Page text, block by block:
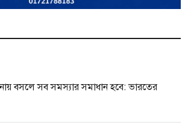
বসলে সব সমস্যার সমাধান হবে: ভারতের